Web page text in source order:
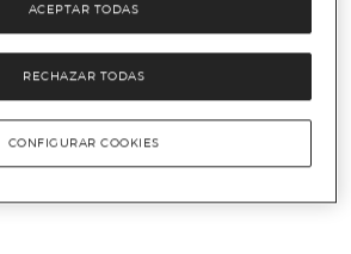
RECHAZAR TODAS
ACEPTAR TODAS
CONFIGURAR COOKIES